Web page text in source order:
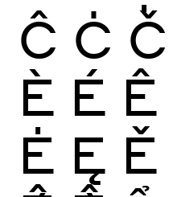
Ĉ Ċ Č
È É Ê
Ė Ę Ě